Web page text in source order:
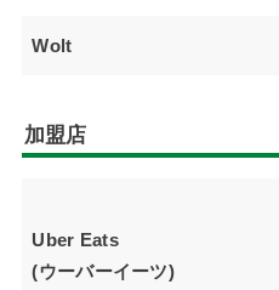
Wolt
加盟店
Uber Eats
(ウーバーイーツ)